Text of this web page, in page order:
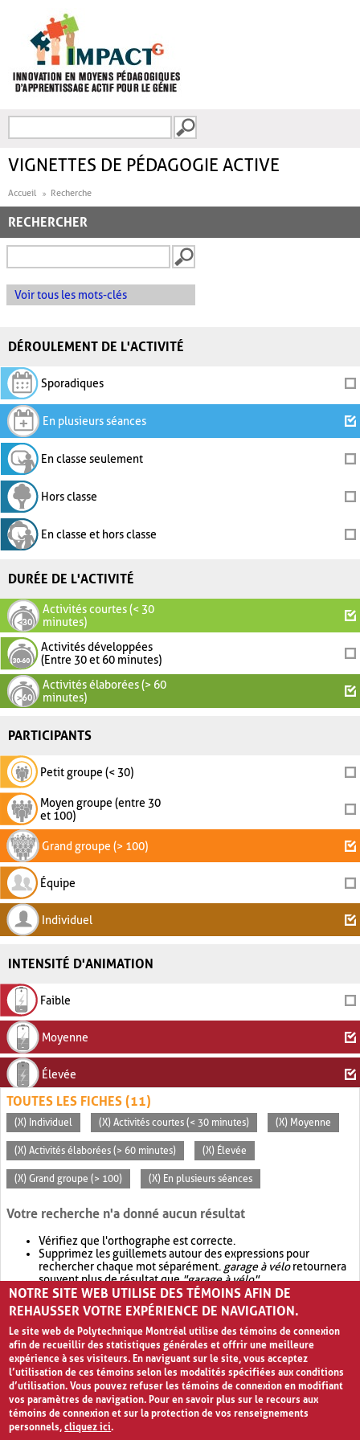
FORMULAIRE DE
VIGNETTES DE PÉDAGOGIE ACTIVE
Accueil Recherche
RECHERCHER
Voir tous les mots-clés
DÉROULEMENT DE L'ACTIVITÉ
Sporadiques
En plusieurs séances
En classe seulement
Hors classe
En classe et hors classe
DURÉE DE L'ACTIVITÉ
Activités courtes (< 30
minutes)
Activités développées
(Entre 30 et 60 minutes)
Activités élaborées (> 60
minutes)
PARTICIPANTS
Petit groupe (< 30)
Moyen groupe (entre 30
et 100)
Grand groupe (> 100)
Équipe
Individuel
INTENSITÉ D'ANIMATION
Faible
Moyenne
Élevée
TOUTES LES FICHES (11)
(X) Individuel (X) Activités courtes (< 30 minutes) (X) Moyenne
(X) Activités élaborées (> 60 minutes) (X) Élevée
(X) Grand groupe (> 100) (X) En plusieurs séances
Votre recherche n'a donné aucun résultat
Vérifiez que l'orthographe est correcte.
Supprimez les guillemets autour des expressions pour
rechercher chaque mot séparément. garage à véloretournera
souvent plus de résultat que"garage à vélo".
Envisagez d'élargir votre recherche avec OR.garage OR vélo
retournera souvent plus de résultat quegarage à vélo
NOTRE SITE WEB UTILISE DES TÉMOINS AFIN DE
REHAUSSER VOTRE EXPÉRIENCE DE NAVIGATION.
Le site web de Polytechnique Montréal utilise des témoins de connexion
afin de recueillir des statistiques générales et offrir une meilleure
expérience à ses visiteurs. En naviguant sur le site, vous acceptez
l’utilisation de ces témoins selon les modalités spécifiées aux conditions
d’utilisation. Vous pouvez refuser les témoins de connexion en modifiant
vos paramètres de navigation. Pour en savoir plus sur le recours aux
témoins de connexion et sur la protection de vos renseignements
personnels,cliquez ici.